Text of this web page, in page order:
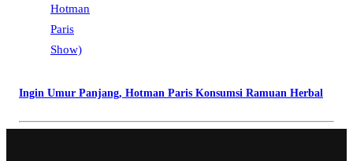
Ingin Umur Panjang, Hotman Paris Konsumsi Ramuan Herbal